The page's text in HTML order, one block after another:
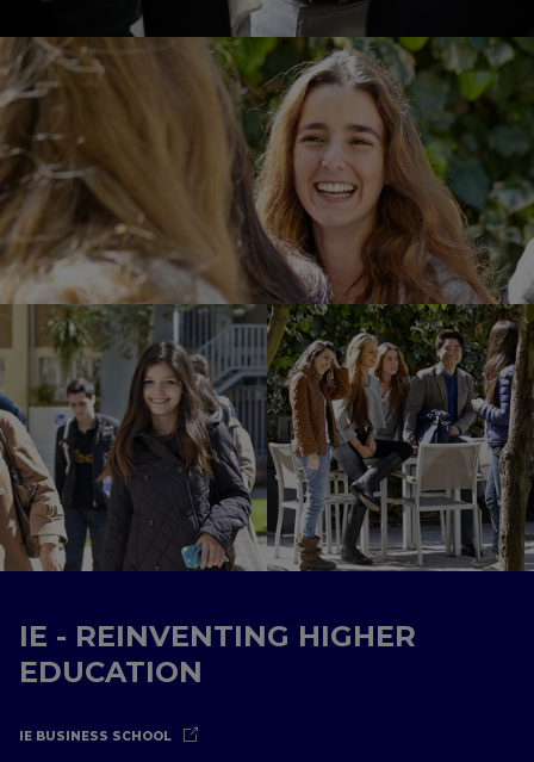
IE - REINVENTING HIGHER
EDUCATION
IE BUSINESS SCHOOL